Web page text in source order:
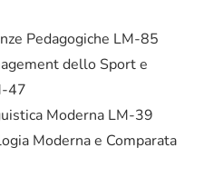
Pedagogiche LM-85
dello Sport e
47
Moderna LM-39
Moderna e Comparata